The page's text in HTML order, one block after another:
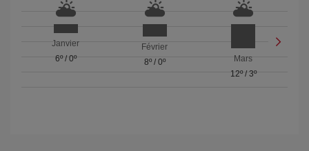
Janvier
6º/ 0º
Février
8º/ 0º
Mars
12º/ 3º